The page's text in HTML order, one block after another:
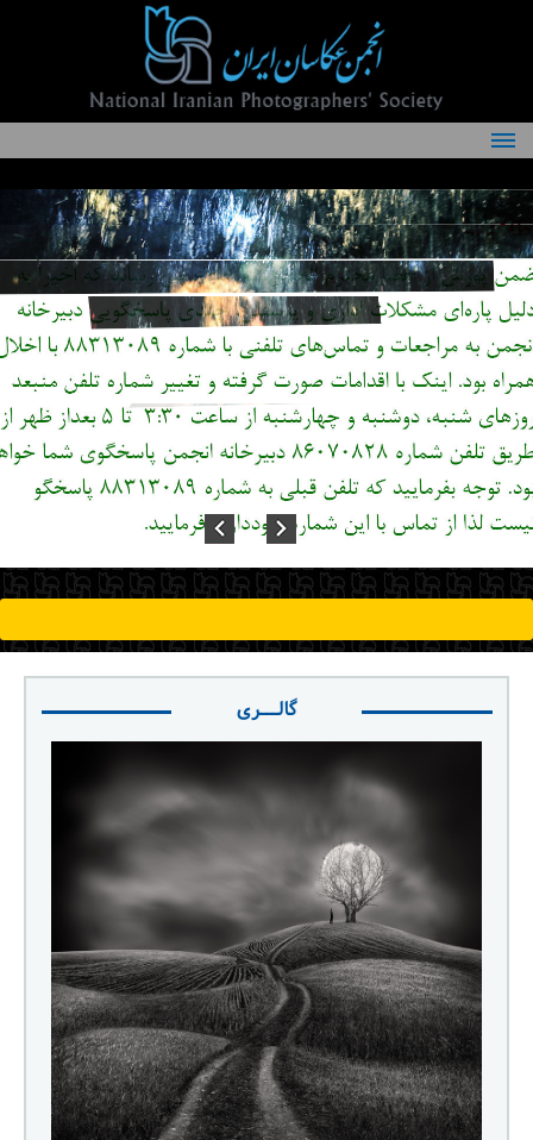
درباره انجمن
کمیته‌های انجمن
اعضاء انجمن
شرایط عضویت
اخبار
مقالات
فعالیت‌های انجمن
تماس با ما
ورود / ثبت‌نام
گالـــری